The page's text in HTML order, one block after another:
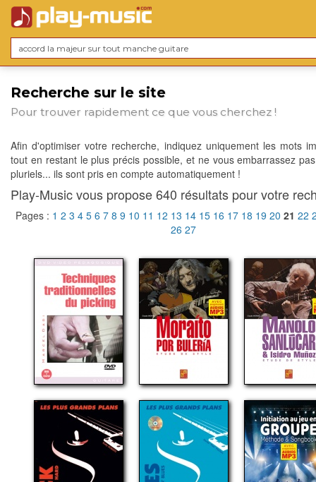
Recherche sur le site
Pour trouver rapidement ce que vous cherchez !
Afin d'optimiser votre recherche, indiquez uniquement les mots
tout en restant le plus précis possible, et ne vous embarrassez
pluriels... ils sont pris en compte automatiquement !
Play-Music vous propose 640 résultats pour votre
Pages : 1 2 3 4 5 6 7 8 9 10 11 12 13 14 15 16 17 18 19 20 21 22
26 27